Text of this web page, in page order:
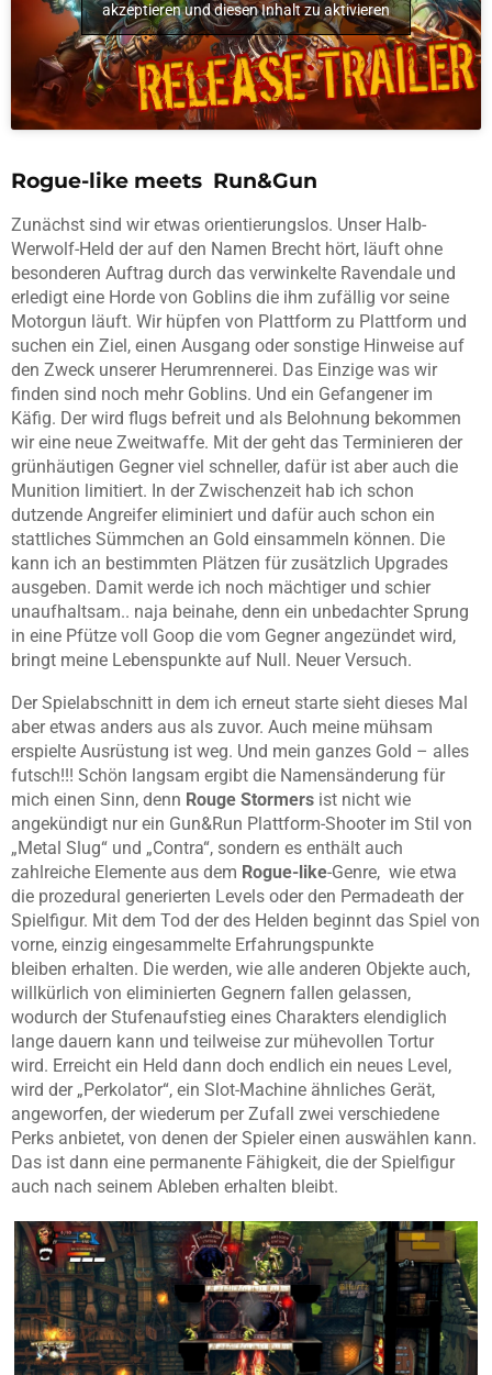
akzeptieren und diesen Inhalt zu aktivieren
Rogue-like meets Run&Gun
Zunächst sind wir etwas orientierungslos. Unser Halb-
Werwolf-Held der auf den Namen Brecht hört, läuft ohne
besonderen Auftrag durch das verwinkelte Ravendale und
erledigt eine Horde von Goblins die ihm zufällig vor seine
Motorgun läuft. Wir hüpfen von Plattform zu Plattform und
suchen ein Ziel, einen Ausgang oder sonstige Hinweise auf
den Zweck unserer Herumrennerei. Das Einzige was wir
finden sind noch mehr Goblins. Und ein Gefangener im
Käfig. Der wird flugs befreit und als Belohnung bekommen
wir eine neue Zweitwaffe. Mit der geht das Terminieren der
grünhäutigen Gegner viel schneller, dafür ist aber auch die
Munition limitiert. In der Zwischenzeit hab ich schon
dutzende Angreifer eliminiert und dafür auch schon ein
stattliches Sümmchen an Gold einsammeln können. Die
kann ich an bestimmten Plätzen für zusätzlich Upgrades
ausgeben. Damit werde ich noch mächtiger und schier
unaufhaltsam.. naja beinahe, denn ein unbedachter Sprung
in eine Pfütze voll Goop die vom Gegner angezündet wird,
bringt meine Lebenspunkte auf Null. Neuer Versuch.
Der Spielabschnitt in dem ich erneut starte sieht dieses Mal
aber etwas anders aus als zuvor. Auch meine mühsam
erspielte Ausrüstung ist weg. Und mein ganzes Gold – alles
futsch!!! Schön langsam ergibt die Namensänderung für
mich einen Sinn, denn Rouge Stormers ist nicht wie
angekündigt nur ein Gun&Run Plattform-Shooter im Stil von
„Metal Slug“ und „Contra“, sondern es enthält auch
zahlreiche Elemente aus dem Rogue-like-Genre, wie etwa
die prozedural generierten Levels oder den Permadeath der
Spielfigur. Mit dem Tod der des Helden beginnt das Spiel von
vorne, einzig eingesammelte Erfahrungspunkte
bleiben erhalten. Die werden, wie alle anderen Objekte auch,
willkürlich von eliminierten Gegnern fallen gelassen,
wodurch der Stufenaufstieg eines Charakters elendiglich
lange dauern kann und teilweise zur mühevollen Tortur
wird. Erreicht ein Held dann doch endlich ein neues Level,
wird der „Perkolator“, ein Slot-Machine ähnliches Gerät,
angeworfen, der wiederum per Zufall zwei verschiedene
Perks anbietet, von denen der Spieler einen auswählen kann.
Das ist dann eine permanente Fähigkeit, die der Spielfigur
auch nach seinem Ableben erhalten bleibt.